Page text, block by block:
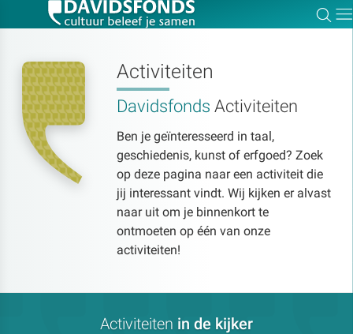
Activiteiten
Davidsfonds Activiteiten
Ben je geïnteresseerd in taal,
geschiedenis, kunst of erfgoed? Zoek
op deze pagina naar een activiteit die
jij interessant vindt. Wij kijken er alvast
naar uit om je binnenkort te
ontmoeten op één van onze
activiteiten!
Activiteiten in de kijker
Zoek:
Zoeken